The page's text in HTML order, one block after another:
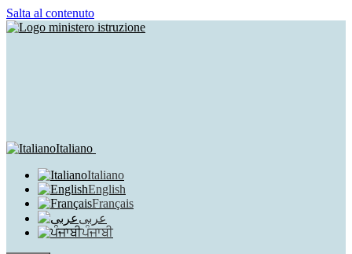
Salta al contenuto
Italiano
Italiano
English
Français
عربى
ਪੰਜਾਬੀ